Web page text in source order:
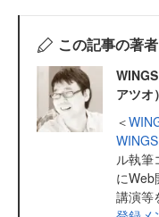
この記事の著者
アツオ）
＜
ル執筆
にWeb
講演等